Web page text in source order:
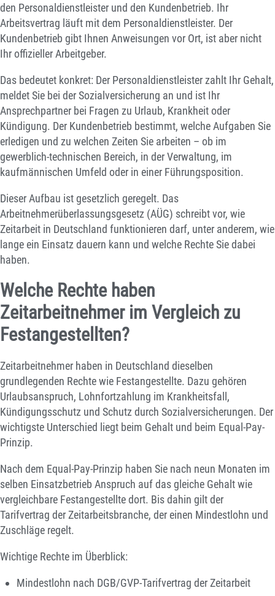
den Personaldienstleister und den Kundenbetrieb. Ihr
Arbeitsvertrag läuft mit dem Personaldienstleister. Der
Kundenbetrieb gibt Ihnen Anweisungen vor Ort, ist aber nicht
Ihr offizieller Arbeitgeber.
Das bedeutet konkret: Der Personaldienstleister zahlt Ihr Gehalt,
meldet Sie bei der Sozialversicherung an und ist Ihr
Ansprechpartner bei Fragen zu Urlaub, Krankheit oder
Kündigung. Der Kundenbetrieb bestimmt, welche Aufgaben Sie
erledigen und zu welchen Zeiten Sie arbeiten – ob im
gewerblich-technischen Bereich, in der Verwaltung, im
kaufmännischen Umfeld oder in einer Führungsposition.
Dieser Aufbau ist gesetzlich geregelt. Das
Arbeitnehmerüberlassungsgesetz (AÜG) schreibt vor, wie
Zeitarbeit in Deutschland funktionieren darf, unter anderem, wie
lange ein Einsatz dauern kann und welche Rechte Sie dabei
haben.
Welche Rechte haben
Zeitarbeitnehmer im Vergleich zu
Festangestellten?
Zeitarbeitnehmer haben in Deutschland dieselben
grundlegenden Rechte wie Festangestellte. Dazu gehören
Urlaubsanspruch, Lohnfortzahlung im Krankheitsfall,
Kündigungsschutz und Schutz durch Sozialversicherungen. Der
wichtigste Unterschied liegt beim Gehalt und beim Equal-Pay-
Prinzip.
Nach dem Equal-Pay-Prinzip haben Sie nach neun Monaten im
selben Einsatzbetrieb Anspruch auf das gleiche Gehalt wie
vergleichbare Festangestellte dort. Bis dahin gilt der
Tarifvertrag der Zeitarbeitsbranche, der einen Mindestlohn und
Zuschläge regelt.
Wichtige Rechte im Überblick:
Mindestlohn nach DGB/GVP-Tarifvertrag der Zeitarbeit